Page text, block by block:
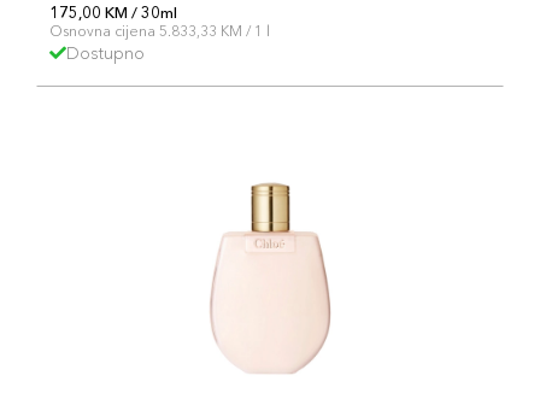
175,00 KM / 30ml
Osnovna cijena 5.833,33 KM / 1 l
Dostupno